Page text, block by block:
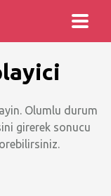
Olumlu durum
girerek sonucu